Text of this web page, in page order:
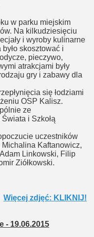
w parku miejskim
Na kilkudziesięciu
i wyroby kulinarne
skosztować i
pieczywo,
atrakcjami były
gry i zabawy dla
się łodziami
OSP Kalisz.
ze
i Szkołą
uczestników
Michalina Kaftanowicz,
Linkowski, Filip
Ziółkowski.
Więcej zdjęć: KLIKNIJ!
- 19.06.2015